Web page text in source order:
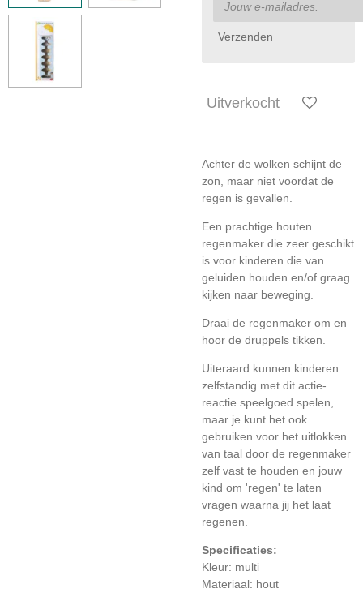
Verzenden
Uitverkocht
Achter de wolken schijnt de
zon, maar niet voordat de
regen is gevallen.
Een prachtige houten
regenmaker die zeer geschikt
is voor kinderen die van
geluiden houden en/of graag
kijken naar beweging.
Draai de regenmaker om en
hoor de druppels tikken.
Uiteraard kunnen kinderen
zelfstandig met dit actie-
reactie speelgoed spelen,
maar je kunt het ook
gebruiken voor het uitlokken
van taal door de regenmaker
zelf vast te houden en jouw
kind om 'regen' te laten
vragen waarna jij het laat
regenen.
Specificaties:
Kleur: multi
Materiaal: hout